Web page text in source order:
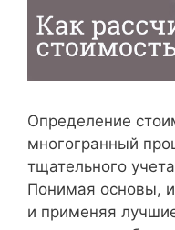
Определение
многогранный
тщательного
Понимая основы,
и применяя